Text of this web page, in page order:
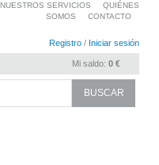
Registro / Iniciar sesión
Mi saldo: 0 €
NUESTROS SERVICIOS
QUIÉNES
SOMOS
CONTACTO